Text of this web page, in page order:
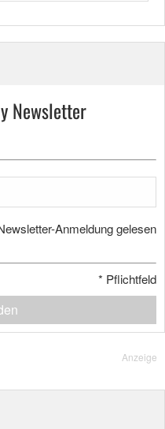
Newsletter
Anmeldung gelesen
* Pflichtfeld
Anzeige